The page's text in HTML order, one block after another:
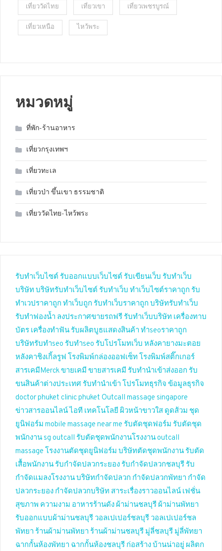
เที่ยววัดไทย เที่ยวเขา เที่ยวเพชรบูรณ์
เที่ยวเหนือ ไหว้พระ
หมวดหมู่
ที่พัก-ร้านอาหาร
เที่ยวกรุงเทพฯ
เที่ยวทะเล
เที่ยวป่า ขึ้นเขา ธรรมชาติ
เที่ยววัดไทย-ไหว้พระ
รับทำเว็บไซต์ รับออกแบบเว็บไซต์ รับเขียนเว็บ รับทำเว็บ
บริษัท บริษัทรับทำเว็บไซต์ รับทำเว็บ ทำเว็บไซต์ราคาถูก รับ
ทำเวปราคาถูก ทำเว็บถูก รับทำเว็บราคาถูก บริษัทรับทำเว็บ
รับทำฟองน้ำ ลงประกาศขายรถฟรี รับทำเว็บบริษัท เครื่องทาบ
บัตร เครื่องทำฟัน รับผลิตบูธแสดงสินค้า ทำseoราคาถูก
บริษัทรับทำseo รับทำseo รับโปรโมทเว็บ หลังคายางมะตอย
หลังคาชิงเกิ้ลรูฟ โรงพิมพ์กล่องออฟเซ็ท โรงพิมพ์สติ๊กเกอร์
สารเคมีMerckขายเคมี ขายสารเคมี รับทำนำเข้าส่งออก รับ
ขนสินค้าต่างประเทศ รับทำนำเข้า โปรโมทธุรกิจ ข้อมูลธุรกิจ
doctor phuket clinic phuket Outcall massage singapore
ข่าวสารออนไลน์ไอที เทคโนโลยี ผิวหน้าขาวใส ดูดส้วม ชุด
ยูนิฟอร์ม mobile massage near me รับตัดชุดฟอร์ม รับตัดชุด
พนักงาน sg outcall รับตัดชุดพนักงานโรงงาน outcall
massage โรงงานตัดชุดยูนิฟอร์ม บริษัทตัดชุดพนักงาน รับตัด
เสื้อพนักงาน รับกำจัดปลวกระยอง รับกำจัดปลวกชลบุรี รับ
กำจัดแมลงโรงงานบริษัทกำจัดปลวก กำจัดปลวกพัทยา กำจัด
ปลวกระยอง กำจัดปลวกบริษัท สาระเรื่องราวออนไลน์ เฟชั่น
สุขภาพ ความงาม อาหารร้านดัง ผ้าม่านชลบุรี ผ้าม่านพัทยา
รับออกแบบผ้าม่านชลบุรี วอลเปเปอร์ชลบุรี วอลเปเปอร์ชล
พัทยา ร้านผ้าม่านพัทยา ร้านผ้าม่านชลบุรี มู่ลี่ชลบุรี มู่ลี่พัทยา
ฉากกั้นห้องพัทยา ฉากกั้นห้องชลบุรี ก่อสร้าง บ้านน่าอยู่ ผลิตก